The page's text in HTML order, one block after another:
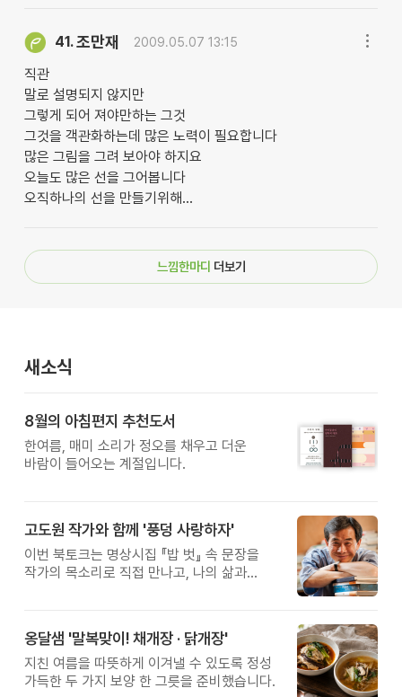
41.조만재 2009.05.07 13:15
직관
말로 설명되지 않지만
그렇게 되어 져야만하는 그것
그것을 객관화하는데 많은 노력이 필요합니다
많은 그림을 그려 보아야 하지요
오늘도 많은 선을 그어봅니다
오직하나의 선을 만들기위해...
느낌한마디 더보기
새소식
8월의 아침편지 추천도서
한여름, 매미 소리가 정오를 채우고 더운
바람이 들어오는 계절입니다.
고도원 작가와 함께 '풍덩 사랑하자'
이번 북토크는 명상시집 『밥 벗』 속 문장을
작가의 목소리로 직접 만나고, 나의 삶과
옹달샘 '말복맞이! 채개장 · 닭개장'
지친 여름을 따뜻하게 이겨낼 수 있도록 정성
가득한 두 가지 보양 한 그릇을 준비했습니다.